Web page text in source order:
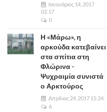
Ιανουάριος 14, 2017
02:17
0
Η «Μάρω», η
αρκούδα κατεβαίνει
στα σπίτια στη
Φλώρινα -
Ψυχραιμία συνιστά
ο Αρκτούρος
Απρίλιος 24, 2017 15:24
6